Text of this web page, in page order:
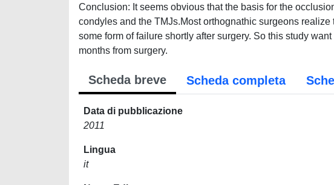
Conclusion: It seems obvious that the basis for the
condyles and the TMJs.Most orthognathic surgeons
some form of failure shortly after surgery. So this study
months from surgery.
Scheda breve Scheda completa
Data di pubblicazione
2011
Lingua
it